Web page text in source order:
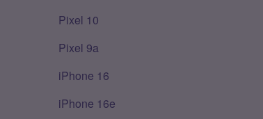
Pixel 10
Pixel 9a
iPhone 16
iPhone 16e